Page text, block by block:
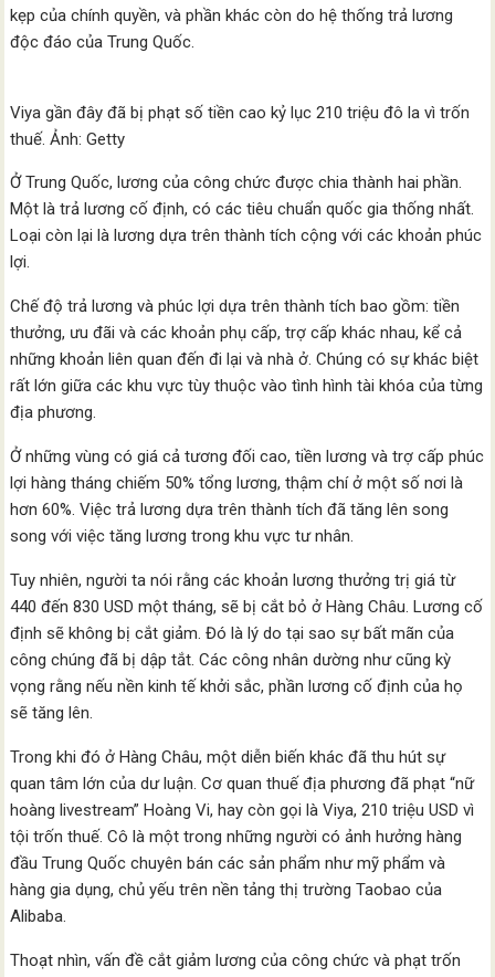
kẹp của chính quyền, và phần khác còn do hệ thống trả lương
độc đáo của Trung Quốc.
Viya gần đây đã bị phạt số tiền cao kỷ lục 210 triệu đô la vì trốn
thuế. Ảnh: Getty
Ở Trung Quốc, lương của công chức được chia thành hai phần.
Một là trả lương cố định, có các tiêu chuẩn quốc gia thống nhất.
Loại còn lại là lương dựa trên thành tích cộng với các khoản phúc
lợi.
Chế độ trả lương và phúc lợi dựa trên thành tích bao gồm: tiền
thưởng, ưu đãi và các khoản phụ cấp, trợ cấp khác nhau, kể cả
những khoản liên quan đến đi lại và nhà ở. Chúng có sự khác biệt
rất lớn giữa các khu vực tùy thuộc vào tình hình tài khóa của từng
địa phương.
Ở những vùng có giá cả tương đối cao, tiền lương và trợ cấp phúc
lợi hàng tháng chiếm 50% tổng lương, thậm chí ở một số nơi là
hơn 60%. Việc trả lương dựa trên thành tích đã tăng lên song
song với việc tăng lương trong khu vực tư nhân.
Tuy nhiên, người ta nói rằng các khoản lương thưởng trị giá từ
440 đến 830 USD một tháng, sẽ bị cắt bỏ ở Hàng Châu. Lương cố
định sẽ không bị cắt giảm. Đó là lý do tại sao sự bất mãn của
công chúng đã bị dập tắt. Các công nhân dường như cũng kỳ
vọng rằng nếu nền kinh tế khởi sắc, phần lương cố định của họ
sẽ tăng lên.
Trong khi đó ở Hàng Châu, một diễn biến khác đã thu hút sự
quan tâm lớn của dư luận. Cơ quan thuế địa phương đã phạt “nữ
hoàng livestream” Hoàng Vi, hay còn gọi là Viya, 210 triệu USD vì
tội trốn thuế. Cô là một trong những người có ảnh hưởng hàng
đầu Trung Quốc chuyên bán các sản phẩm như mỹ phẩm và
hàng gia dụng, chủ yếu trên nền tảng thị trường Taobao của
Alibaba.
Thoạt nhìn, vấn đề cắt giảm lương của công chức và phạt trốn